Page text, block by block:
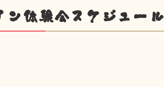
ン体験会スケジュール